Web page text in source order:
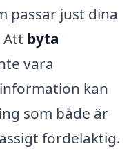
passar just dina
Att byta
vara
kan
som både är
fördelaktig.